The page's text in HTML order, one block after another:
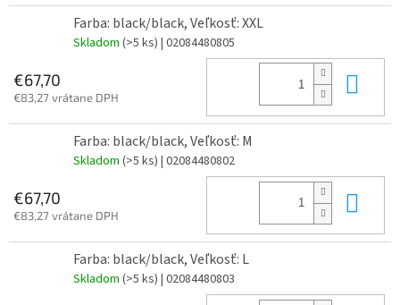
Farba: black/black, Veľkosť: XXL
Skladom (>5 ks) | 02084480805
€67,70
€83,27 vrátane DPH
Farba: black/black, Veľkosť: M
Skladom (>5 ks) | 02084480802
€67,70
€83,27 vrátane DPH
Farba: black/black, Veľkosť: L
Skladom (>5 ks) | 02084480803